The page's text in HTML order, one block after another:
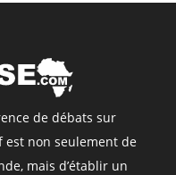
de débats sur
est non seulement de
mais d’établir un